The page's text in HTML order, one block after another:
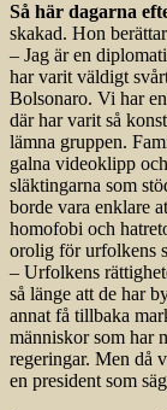
Så här dagarna
skakad. Hon
– Jag är en
har varit väldigt
Bolsonaro. Vi har
där har varit så
lämna gruppen.
galna videoklipp
släktingarna som
borde vara enklare
homofobi och
orolig för urfolkens
– Urfolkens
så länge att de har
annat få tillbaka
människor som har
regeringar. Men då
en president som